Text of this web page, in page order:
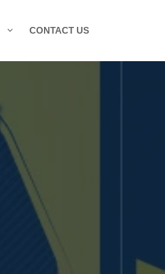
CONTACT US